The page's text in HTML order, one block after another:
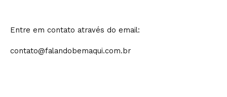
Entre em contato através do email:
contato@falandobemaqui.com.br